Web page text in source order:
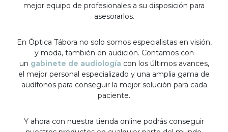
mejor equipo de profesionales a su disposición para
asesorarlos.
En Óptica Tábora no solo somos especialistas en visión,
y moda, también en audición. Contamos con
un gabinete de audiología con los últimos avances,
el mejor personal especializado y una amplia gama de
audífonos para conseguir la mejor solución para cada
paciente.
Y ahora con nuestra tienda online podrás conseguir